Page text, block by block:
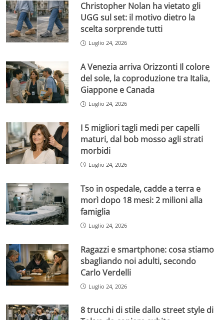
Christopher Nolan ha vietato gli
UGG sul set: il motivo dietro la
scelta sorprende tutti
Luglio 24, 2026
A Venezia arriva Orizzonti Il colore
del sole, la coproduzione tra Italia,
Giappone e Canada
Luglio 24, 2026
I 5 migliori tagli medi per capelli
maturi, dal bob mosso agli strati
morbidi
Luglio 24, 2026
Tso in ospedale, cadde a terra e
morì dopo 18 mesi: 2 milioni alla
famiglia
Luglio 24, 2026
Ragazzi e smartphone: cosa stiamo
sbagliando noi adulti, secondo
Carlo Verdelli
Luglio 24, 2026
8 trucchi di stile dallo street style di